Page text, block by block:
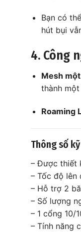
Bạn có
hút bụi
4. Công
Mesh
thành
Roaming
Thông số
– Được thiết
– Tốc độ lên
– Hỗ trợ 2
– Số lượng
– 1 cổng 10/
– Tính năng